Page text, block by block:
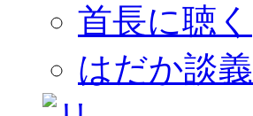
首長に聴く
はだか談義